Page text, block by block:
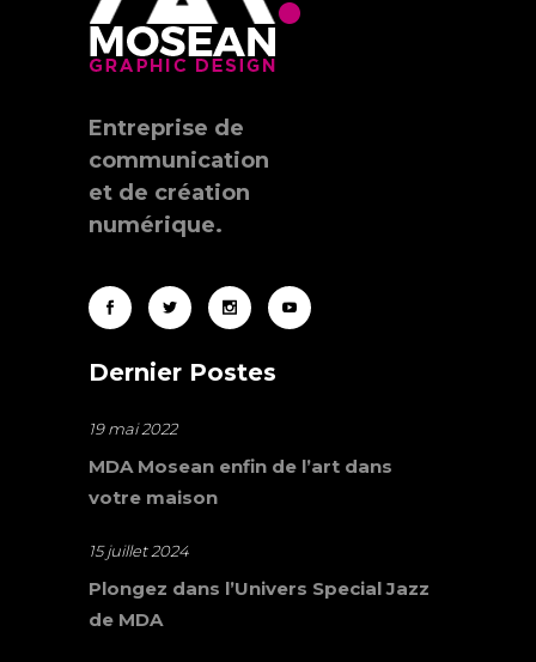
Entreprise de
communication
et de création
numérique.
Dernier Postes
19 mai 2022
MDA Mosean enfin de l’art dans
votre maison
15 juillet 2024
Plongez dans l’Univers Special Jazz
de MDA